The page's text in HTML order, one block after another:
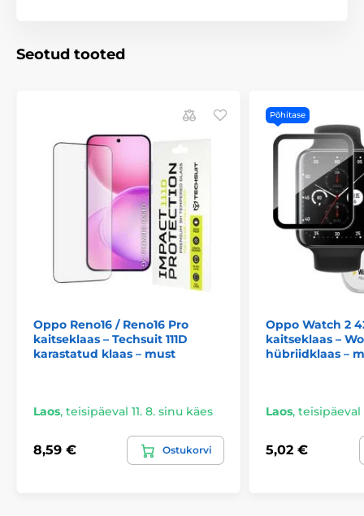
Seotud tooted
Oppo Reno16 / Reno16 Pro
kaitseklaas – Techsuit 111D
karastatud klaas – must
Laos, teisipäeval 11. 8. sinu käes
8,59 € Ostukorvi
Põhitase
Oppo Watch 2
kaitseklaas –
hübriidklaas –
Laos, teisipäeval
5,02 €